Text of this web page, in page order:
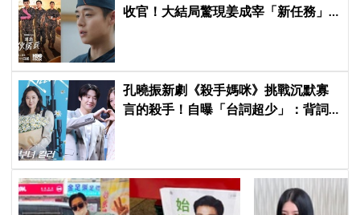
收官！大結局驚現姜成宰「新任務」
孔曉振新劇《殺手媽咪》挑戰沉默寡
言的殺手！自曝「台詞超少」：背詞